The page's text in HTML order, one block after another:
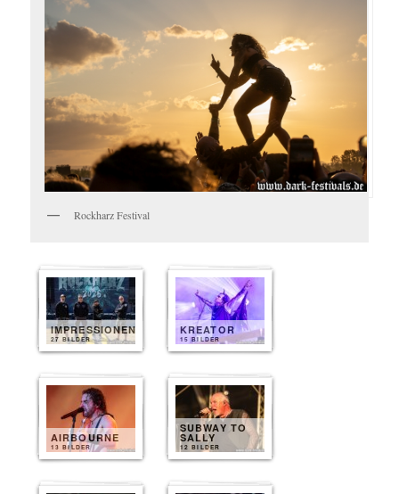
Rockharz Festival
IMPRESSIONEN
27 BILDER
KREATOR
15 BILDER
AIRBOURNE
13 BILDER
SUBWAY TO
SALLY
12 BILDER